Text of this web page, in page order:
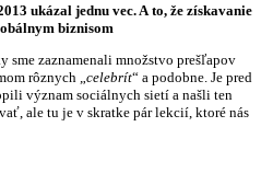
ukázal jednu vec. A to, že získavanie
biznisom
sme zaznamenali množstvo prešľapov
rôznych „ celebrít“ a podobne. Je pred
význam sociálnych sietí a našli ten
ale tu je v skratke pár lekcií, ktoré nás